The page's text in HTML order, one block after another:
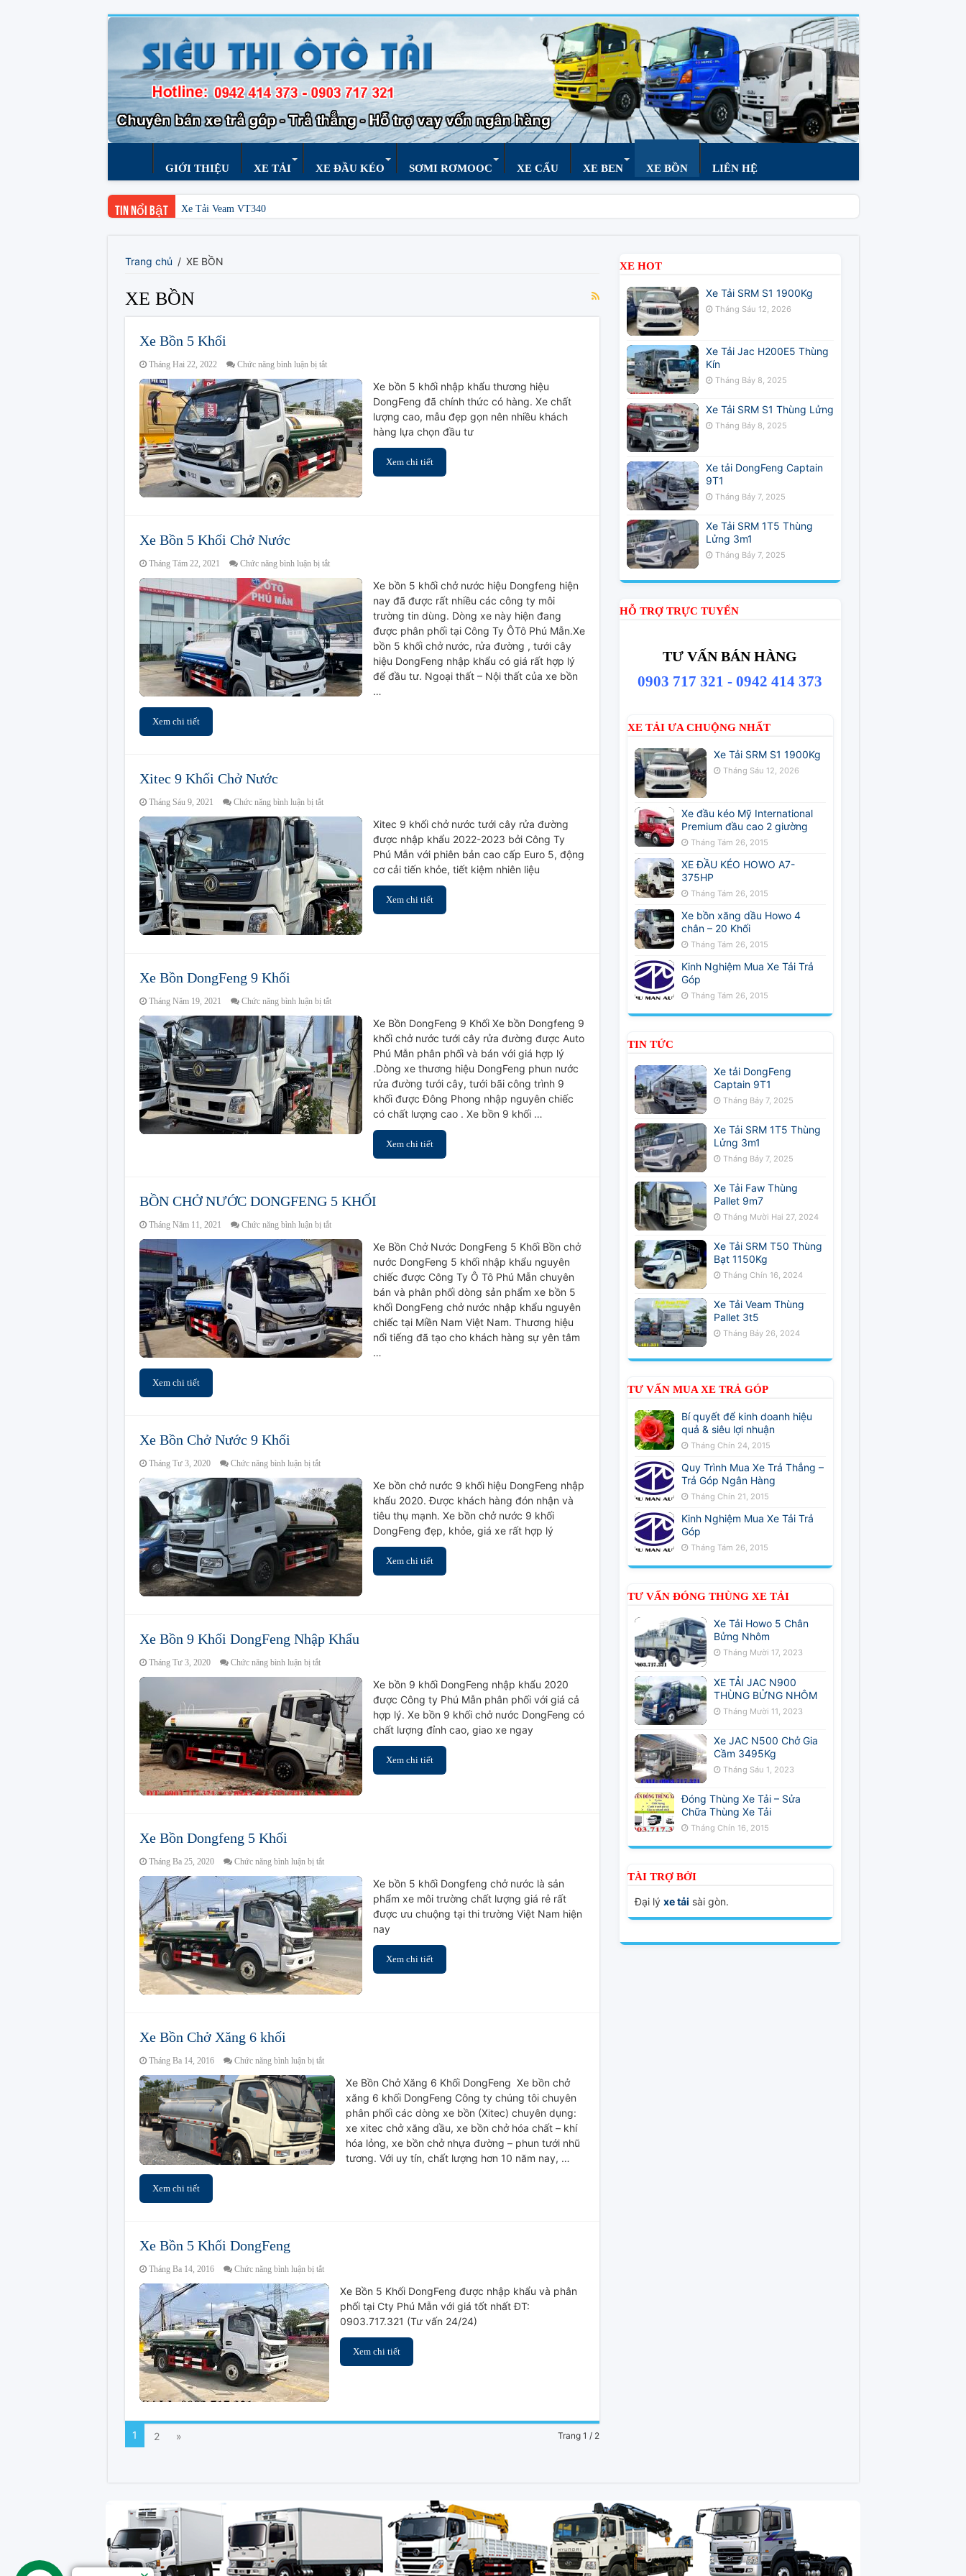
GIỚI THIỆU XE TẢI XE ĐẦU KÉO SƠMI RƠMOOC XE CẨU XE BEN XE BỒN LIÊN HỆ
Tin nổi bật Xe Tải Veam VT340
Trang chủ / XE BỒN
XE BỒN
Xe Bồn 5 Khối
Tháng Hai 22, 2022 Chức năng bình luận bị tắtở
Xe
Bồn
5
Khối
Xe bồn 5 khối nhập khẩu thương hiệu
DongFeng đã chính thức có hàng. Xe chất
lượng cao, mẫu đẹp gọn nên nhiều khách
hàng lựa chọn đầu tư
Xem chi tiết
Xe Bồn 5 Khối Chở Nước
Tháng Tám 22, 2021 Chức năng bình luận bị tắtở
Xe
5
Khối
Chở
Nước
Xe bồn 5 khối chở nước hiệu Dongfeng hiện
nay đã được rất nhiều các công ty môi
trường tin dùng. Dòng xe này hiện đang
được phân phối tại Công Ty ÔTô Phú Mẫn.Xe
bồn 5 khối chở nước, rửa đường , tưới cây
hiệu DongFeng nhập khẩu có giá rất hợp lý
để đầu tư. Ngoại thất – Nội thất của xe bồn
…
Xem chi tiết
Xitec 9 Khối Chở Nước
Tháng Sáu 9, 2021 Chức năng bình luận bị tắtở
Xitec
Chở
Nước
Xitec 9 khối chở nước tưới cây rửa đường
được nhập khẩu 2022-2023 bởi Công Ty
Phú Mẫn với phiên bản cao cấp Euro 5, động
cơ cải tiến khỏe, tiết kiệm nhiên liệu
Xem chi tiết
Xe Bồn DongFeng 9 Khối
Tháng Năm 19, 2021 Chức năng bình luận bị tắtở
Xe
Bồn
DongFeng
9
Khối
Xe Bồn DongFeng 9 Khối Xe bồn Dongfeng 9
khối chở nước tưới cây rửa đường được Auto
Phú Mẫn phân phối và bán với giá hợp lý
.Dòng xe thương hiệu DongFeng phun nước
rửa đường tưới cây, tưới bãi công trình 9
khối được Đông Phong nhập nguyên chiếc
có chất lượng cao . Xe bồn 9 khối …
Xem chi tiết
BỒN CHỞ NƯỚC DONGFENG 5 KHỐI
Tháng Năm 11, 2021 Chức năng bình luận bị tắtở
BỒN
CHỞ
NƯỚC
DONGFENG
5
KHỐI
Xe Bồn Chở Nước DongFeng 5 Khối Bồn chở
nước DongFeng 5 khối nhập khẩu nguyên
chiếc được Công Ty Ô Tô Phú Mẫn chuyên
bán và phân phối dòng sản phẩm xe bồn 5
khối DongFeng chở nước nhập khẩu nguyên
chiếc tại Miền Nam Việt Nam. Thương hiệu
nổi tiếng đã tạo cho khách hàng sự yên tâm
…
Xem chi tiết
Xe Bồn Chở Nước 9 Khối
Tháng Tư 3, 2020 Chức năng bình luận bị tắtở
Xe
Bồn
Chở
Nước
9
Khối
Xe bồn chở nước 9 khối hiệu DongFeng nhập
khẩu 2020. Được khách hàng đón nhận và
tiêu thụ mạnh. Xe bồn chở nước 9 khối
DongFeng đẹp, khỏe, giá xe rất hợp lý
Xem chi tiết
Xe Bồn 9 Khối DongFeng Nhập Khẩu
Tháng Tư 3, 2020 Chức năng bình luận bị tắtở
Xe
Bồn
9
Khối
DongFeng
Nhập
Khẩu
Xe bồn 9 khối DongFeng nhập khẩu 2020
được Công ty Phú Mẫn phân phối với giá cả
hợp lý. Xe bồn 9 khối chở nước DongFeng có
chất lượng đỉnh cao, giao xe ngay
Xem chi tiết
Xe Bồn Dongfeng 5 Khối
Tháng Ba 25, 2020 Chức năng bình luận bị tắtở
Xe
Bồn
Dongfeng
5
Khối
Xe bồn 5 khối Dongfeng chở nước là sản
phẩm xe môi trường chất lượng giá rẻ rất
được ưu chuộng tại thi trường Việt Nam hiện
nay
Xem chi tiết
Xe Bồn Chở Xăng 6 khối
Tháng Ba 14, 2016 Chức năng bình luận bị tắtở
Xe
Bồn
Chở
Xăng
6
khối
Xe Bồn Chở Xăng 6 Khối DongFeng Xe bồn chở
xăng 6 khối DongFeng Công ty chúng tôi chuyên
phân phối các dòng xe bồn (Xitec) chuyên dụng:
xe xitec chở xăng dầu, xe bồn chở hóa chất – khí
hóa lỏng, xe bồn chở nhựa đường – phun tưới nhũ
tương. Với uy tín, chất lượng hơn 10 năm nay, …
Xem chi tiết
Xe Bồn 5 Khối DongFeng
Tháng Ba 14, 2016 Chức năng bình luận bị tắtở
Xe
5
Khối
DongFeng
Xe Bồn 5 Khối DongFeng được nhập khẩu và phân
phối tại Cty Phú Mẫn với giá tốt nhất ĐT:
0903.717.321 (Tư vấn 24/24)
Xem chi tiết
Trang 1 / 2
1 2 »
XE HOT
Xe Tải SRM S1 1900Kg
Tháng Sáu 12, 2026
Xe Tải Jac H200E5 Thùng
Kín
Tháng Bảy 8, 2025
Xe Tải SRM S1 Thùng Lửng
Tháng Bảy 8, 2025
Xe tải DongFeng Captain
9T1
Tháng Bảy 7, 2025
Xe Tải SRM 1T5 Thùng
Lửng 3m1
Tháng Bảy 7, 2025
HỖ TRỢ TRỰC TUYẾN
TƯ VẤN BÁN HÀNG
0903 717 321 - 0942 414 373
XE TẢI ƯA CHUỘNG NHẤT
Xe Tải SRM S1 1900Kg
Tháng Sáu 12, 2026
Xe đầu kéo Mỹ International
Premium đầu cao 2 giường
Tháng Tám 26, 2015
XE ĐẦU KÉO HOWO A7-
375HP
Tháng Tám 26, 2015
Xe bồn xăng dầu Howo 4
chân – 20 Khối
Tháng Tám 26, 2015
Kinh Nghiệm Mua Xe Tải Trả
Góp
Tháng Tám 26, 2015
TIN TỨC
Xe tải DongFeng
Captain 9T1
Tháng Bảy 7, 2025
Xe Tải SRM 1T5 Thùng
Lửng 3m1
Tháng Bảy 7, 2025
Xe Tải Faw Thùng
Pallet 9m7
Tháng Mười Hai 27, 2024
Xe Tải SRM T50 Thùng
Bạt 1150Kg
Tháng Chín 16, 2024
Xe Tải Veam Thùng
Pallet 3t5
Tháng Bảy 26, 2024
TƯ VẤN MUA XE TRẢ GÓP
Bí quyết để kinh doanh hiệu
quả & siêu lợi nhuận
Tháng Chín 24, 2015
Quy Trình Mua Xe Trả Thẳng –
Trả Góp Ngân Hàng
Tháng Chín 21, 2015
Kinh Nghiệm Mua Xe Tải Trả
Góp
Tháng Tám 26, 2015
TƯ VẤN ĐÓNG THÙNG XE TẢI
Xe Tải Howo 5 Chân
Bửng Nhôm
Tháng Mười 17, 2023
XE TẢI JAC N900
THÙNG BỬNG NHÔM
Tháng Mười 11, 2023
Xe JAC N500 Chở Gia
Cầm 3495Kg
Tháng Sáu 1, 2023
Đóng Thùng Xe Tải – Sửa
Chữa Thùng Xe Tải
Tháng Chín 16, 2015
TÀI TRỢ BỞI
Đại lý xe tải sài gòn.